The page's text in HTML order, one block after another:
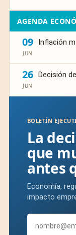
AGENDA
09
JUN
Inflación
26
JUN
Decisión
BOLETÍN
La
que
antes
Economía,
impacto